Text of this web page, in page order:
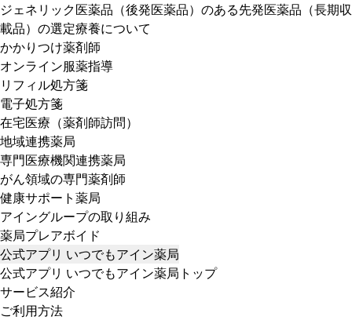
ジェネリック医薬品（後発医薬品）のある先発医薬品（長期収
載品）の選定療養について
かかりつけ薬剤師
オンライン服薬指導
リフィル処方箋
電子処方箋
在宅医療（薬剤師訪問）
地域連携薬局
専門医療機関連携薬局
がん領域の専門薬剤師
健康サポート薬局
アイングループの取り組み
薬局プレアボイド
公式アプリ いつでもアイン薬局
公式アプリ いつでもアイン薬局トップ
サービス紹介
ご利用方法